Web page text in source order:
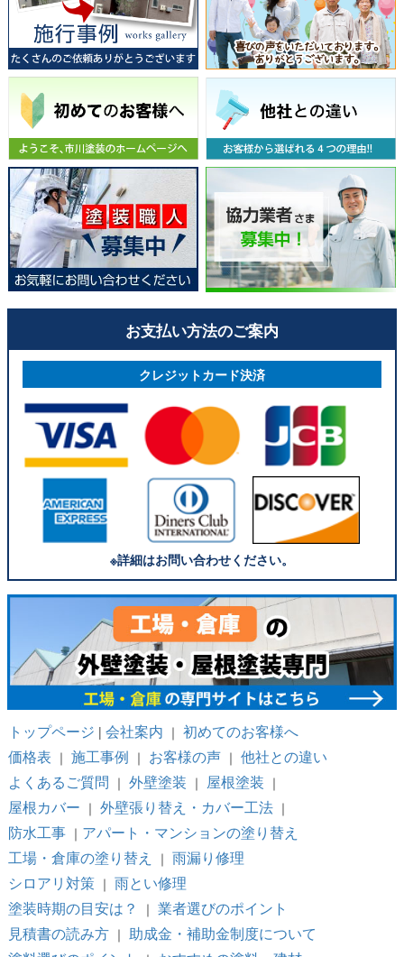
お支払い方法のご案内
クレジットカード決済
※詳細はお問い合わせください。
トップページ | 会社案内 ｜ 初めてのお客様へ
価格表 ｜ 施工事例 ｜ お客様の声｜ 他社との違い
よくあるご質問 ｜ 外壁塗装 ｜ 屋根塗装 ｜
屋根カバー ｜ 外壁張り替え・カバー工法｜
防水工事｜ アパート・マンションの塗り替え
工場・倉庫の塗り替え
｜ 雨漏り修理
シロアリ対策｜ 雨とい修理
塗装時期の目安は？
｜ 業者選びのポイント
見積書の読み方｜ 助成金・補助金制度について